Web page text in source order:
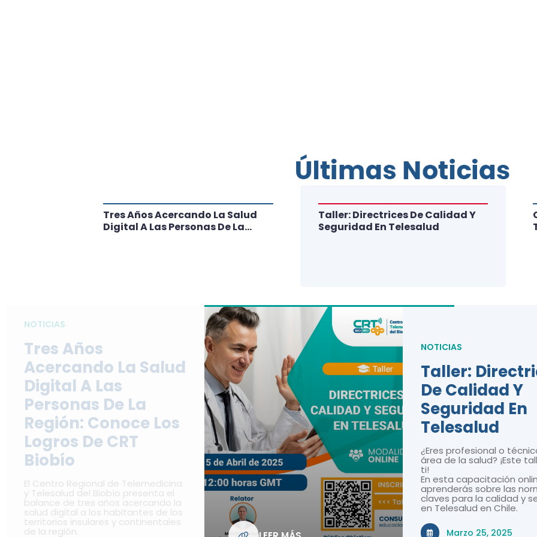
NOTICIAS
Tres Años
Acercando La Salud
Digital A Las
Personas De La
Región: Conoce Los
Logros De CRT
Biobío
El Centro Regional de Telemedicina
y Telesalud del Biobío presenta el
balance de tres años acercando la
salud digital a los habitantes de los
territorios insulares y continentales
de la región.
NOTICIAS
Taller:
De Calidad Y
Seguridad En
Telesalud
¿Eres profesional o
área de la salud? ¡Este
ti!
En esta capacitación
aprenderás sobre las
claves para la calidad y
en Telesalud en Chile.
Marzo 25, 2025
Tres Años Acercando La Salud
Digital A Las Personas De La
Taller: Directrices De Calidad Y
Seguridad En Telesalud
Últimas Noticias